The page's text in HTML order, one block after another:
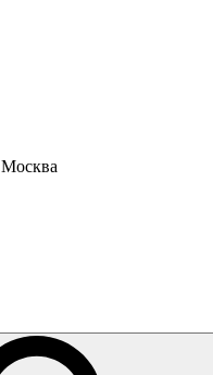
Москва